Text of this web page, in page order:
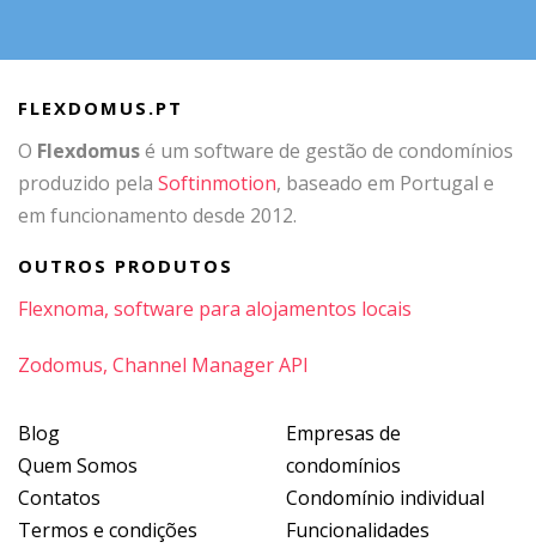
FLEXDOMUS.PT
O Flexdomusé um software de gestão de condomínios
produzido pela Softinmotion, baseado em Portugal e
em funcionamento desde 2012.
OUTROS PRODUTOS
Flexnoma, software para alojamentos locais
Zodomus, Channel Manager API
Blog
Quem Somos
Contatos
Termos e condições
Empresas de
condomínios
Condomínio individual
Funcionalidades